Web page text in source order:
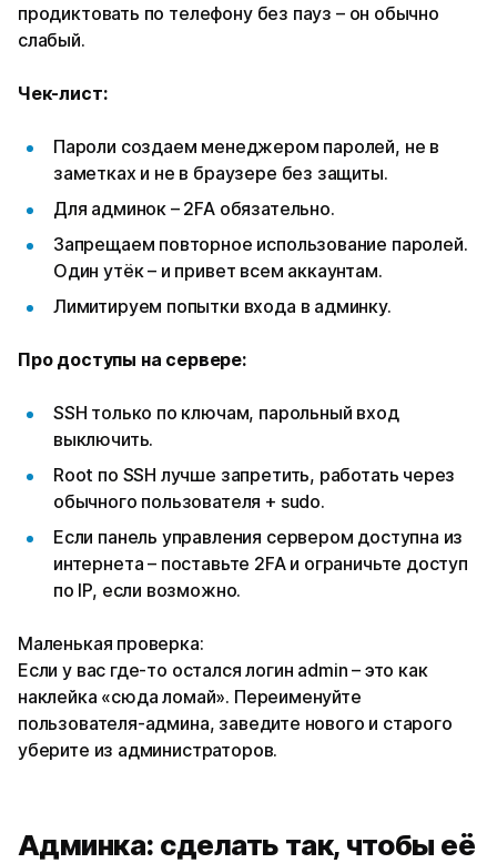
продиктовать по телефону без пауз – он обычно
слабый.
Чек-лист:
Пароли создаем менеджером паролей, не в
заметках и не в браузере без защиты.
Для админок – 2FA обязательно.
Запрещаем повторное использование паролей.
Один утёк – и привет всем аккаунтам.
Лимитируем попытки входа в админку.
Про доступы на сервере:
SSH только по ключам, парольный вход
выключить.
Root по SSH лучше запретить, работать через
обычного пользователя + sudo.
Если панель управления сервером доступна из
интернета – поставьте 2FA и ограничьте доступ
по IP, если возможно.
Маленькая проверка:
Если у вас где-то остался логин admin – это как
наклейка «сюда ломай». Переименуйте
пользователя-админа, заведите нового и старого
уберите из администраторов.
Админка: сделать так, чтобы её